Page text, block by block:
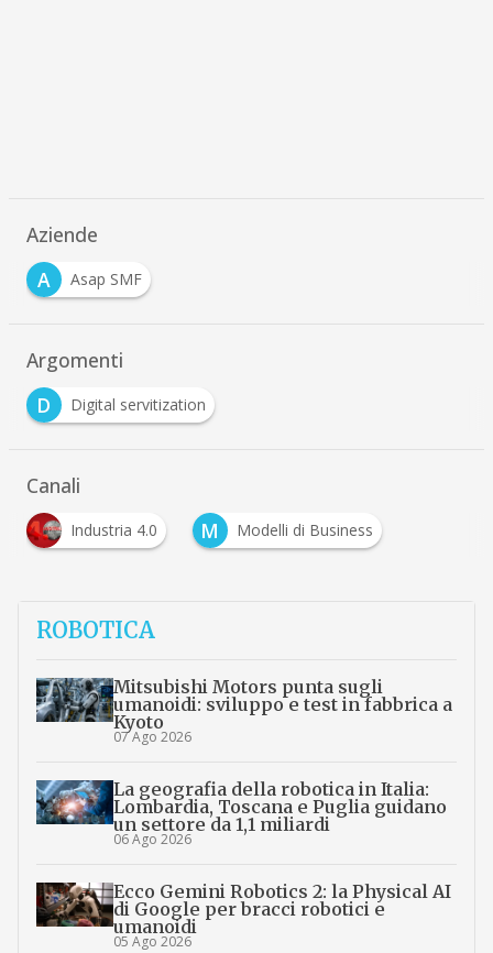
Aziende
A
Asap SMF
Argomenti
D
Digital servitization
Canali
Industria 4.0 M Modelli di Business
ROBOTICA
Mitsubishi Motors punta sugli
umanoidi: sviluppo e test in fabbrica a
Kyoto
07 Ago 2026
La geografia della robotica in Italia:
Lombardia, Toscana e Puglia guidano
un settore da 1,1 miliardi
06 Ago 2026
Ecco Gemini Robotics 2: la Physical AI
di Google per bracci robotici e
umanoidi
05 Ago 2026